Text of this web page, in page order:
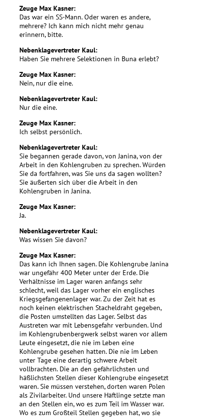
Zeuge Max Kasner:
Das war ein SS-Mann. Oder waren es andere,
mehrere? Ich kann mich nicht mehr genau
erinnern, bitte.
Nebenklagevertreter Kaul:
Haben Sie mehrere Selektionen in Buna erlebt?
Zeuge Max Kasner:
Nein, nur die eine.
Nebenklagevertreter Kaul:
Nur die eine.
Zeuge Max Kasner:
Ich selbst persönlich.
Nebenklagevertreter Kaul:
Sie begannen gerade davon, von Janina, von der
Arbeit in den Kohlengruben zu sprechen. Würden
Sie da fortfahren, was Sie uns da sagen wollten?
Sie äußerten sich über die Arbeit in den
Kohlengruben in Janina.
Zeuge Max Kasner:
Ja.
Nebenklagevertreter Kaul:
Was wissen Sie davon?
Zeuge Max Kasner:
Das kann ich Ihnen sagen. Die Kohlengrube Janina
war ungefähr 400 Meter unter der Erde. Die
Verhältnisse im Lager waren anfangs sehr
schlecht, weil das Lager vorher ein englisches
Kriegsgefangenenlager war. Zu der Zeit hat es
noch keinen elektrischen Stacheldraht gegeben,
die Posten umstellten das Lager. Selbst das
Austreten war mit Lebensgefahr verbunden. Und
im Kohlengrubenbergwerk selbst waren vor allem
Leute eingesetzt, die nie im Leben eine
Kohlengrube gesehen hatten. Die nie im Leben
unter Tage eine derartig schwere Arbeit
vollbrachten. Die an den gefährlichsten und
häßlichsten Stellen dieser Kohlengrube eingesetzt
waren. Sie müssen verstehen, dorten waren Polen
als Zivilarbeiter. Und unsere Häftlinge setzte man
an den Stellen ein, wo es zum Teil im Wasser war.
Wo es zum Großteil Stellen gegeben hat, wo sie